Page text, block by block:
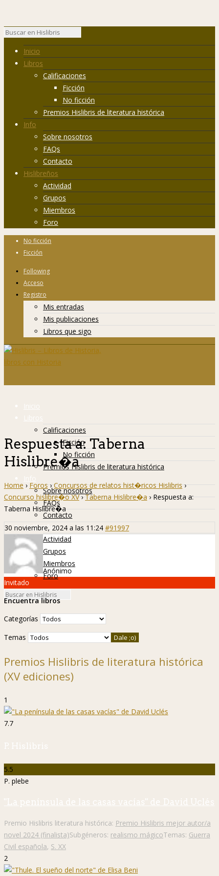
Inicio
Libros
Calificaciones
Ficción
No ficción
Premios Hislibris de literatura histórica
Info
Sobre nosotros
FAQs
Contacto
Hislibreños
Actividad
Grupos
Miembros
Foro
No ficción
Ficción
Following
Acceso
Registro
Mis entradas
Mis publicaciones
Libros que sigo
Inicio
Libros
Calificaciones
Ficción
No ficción
Premios Hislibris de literatura histórica
Info
Sobre nosotros
FAQs
Contacto
Hislibreños
Actividad
Grupos
Miembros
Foro
Respuesta a: Taberna
Hislibre�a
Home › Foros › Concursos de relatos hist�ricos Hislibris ›
Concurso hislibre�o XV › Taberna Hislibre�a › Respuesta a:
Taberna Hislibre�a
30 noviembre, 2024 a las 11:24 #91997
Anónimo
Invitado
Encuentra libros
Categorías
Temas
Premios Hislibris de literatura histórica
(XV ediciones)
1
7.7
P. Hislibris
5.5
P. plebe
"La península de las casas vacías" de David Uclés
Premio Hislibris literatura histórica: Premio Hislibris mejor autor/a
novel 2024 (finalista)Subgéneros: realismo mágicoTemas: Guerra
Civil española, S. XX
2